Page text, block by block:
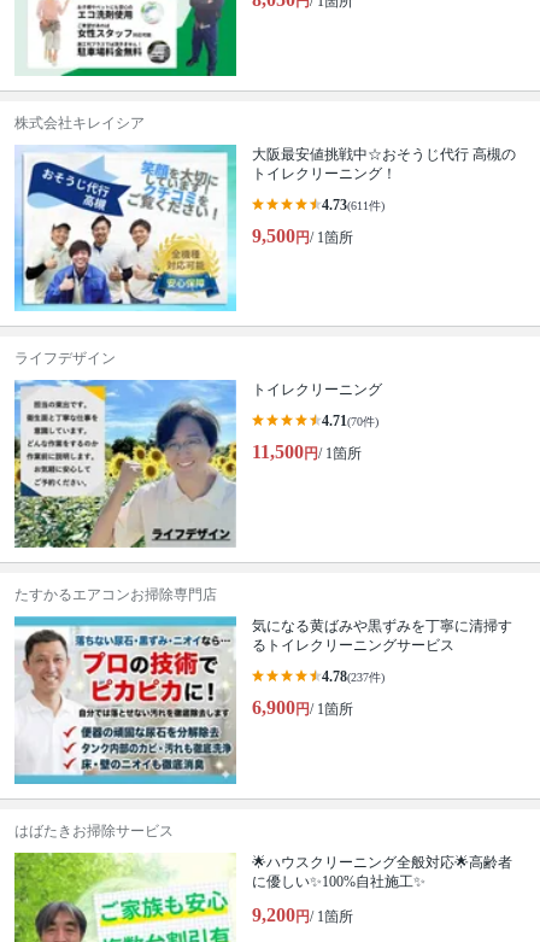
株式会社キレイシア
大阪最安値挑戦中☆おそうじ代行 高槻の
トイレクリーニング！
4.73(611件)
9,500円/ 1箇所
ライフデザイン
トイレクリーニング
4.71(70件)
11,500円/ 1箇所
たすかるエアコンお掃除専門店
気になる黄ばみや黒ずみを丁寧に清掃す
るトイレクリーニングサービス
4.78(237件)
6,900円/ 1箇所
はばたきお掃除サービス
🌟ハウスクリーニング全般対応🌟高齢者
に優しい✨100%自社施工✨
9,200円/ 1箇所